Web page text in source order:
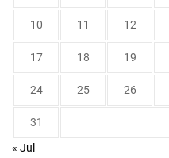
10 11 12
17 18 19
24 25 26
31
« Jul